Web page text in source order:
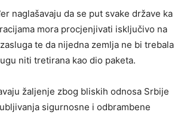
naglašavaju da se put svake države ka
mora procjenjivati isključivo na
te da nijedna zemlja ne bi trebala
niti tretirana kao dio paketa.
žaljenje zbog bliskih odnosa Srbije
sigurnosne i odbrambene